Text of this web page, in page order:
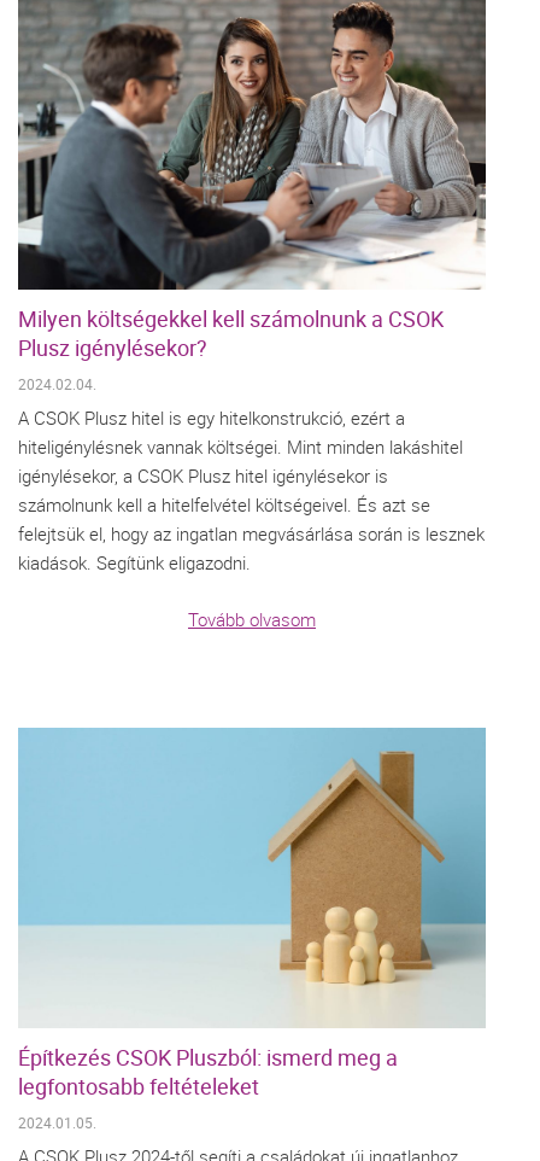
Milyen költségekkel kell számolnunk a CSOK
Plusz igénylésekor?
2024.02.04.
A CSOK Plusz hitel is egy hitelkonstrukció, ezért a
hiteligénylésnek vannak költségei. Mint minden lakáshitel
igénylésekor, a CSOK Plusz hitel igénylésekor is
számolnunk kell a hitelfelvétel költségeivel. És azt se
felejtsük el, hogy az ingatlan megvásárlása során is lesznek
kiadások. Segítünk eligazodni.
Tovább olvasom
Építkezés CSOK Pluszból: ismerd meg a
legfontosabb feltételeket
2024.01.05.
A CSOK Plusz 2024-től segíti a családokat új ingatlanhoz